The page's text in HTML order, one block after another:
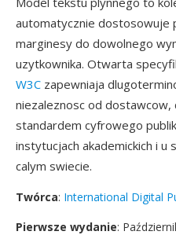
automatycznie dostosowuje
marginesy do dowolnego
uzytkownika. Otwarta
W3C zapewniaja
niezaleznosc od dostawcow,
standardem cyfrowego
instytucjach akademickich i u
calym swiecie.
Twórca: International Digital
Pierwsze wydanie: